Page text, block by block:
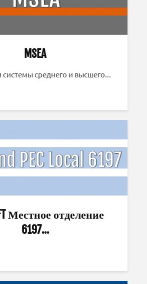
MSEA
системы среднего и высшего...
Местное отделение
6197...